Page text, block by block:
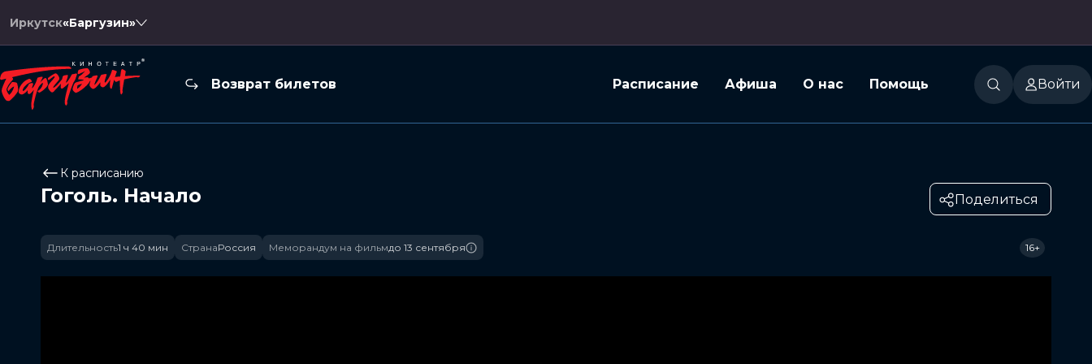
Иркутск«Баргузин»
Возврат билетов Расписание Афиша О нас Помощь Войти
К расписанию
Гоголь. Начало Поделиться
Длительность1 ч 40 мин СтранаРоссия Меморандум на фильмдо 13 сентября 16+